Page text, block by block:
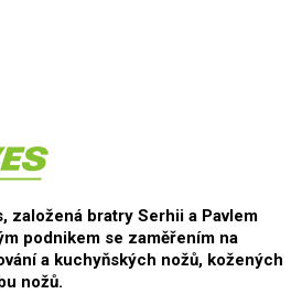
založená bratry Serhii a Pavlem
podnikem se zaměřením na
a kuchyňských nožů, kožených
nožů.